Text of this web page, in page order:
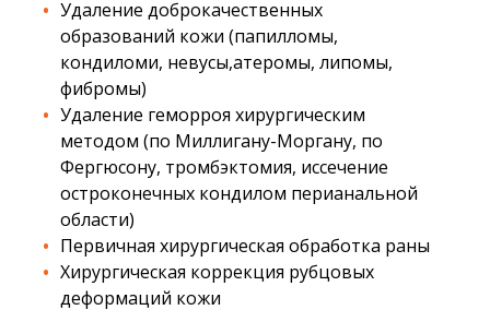
Удаление доброкачественных
образований кожи (папилломы,
кондиломи, невусы,атеромы, липомы,
фибромы)
Удаление геморроя хирургическим
методом (по Миллигану-Моргану, по
Фергюсону, тромбэктомия, иссечение
остроконечных кондилом перианальной
области)
Первичная хирургическая обработка раны
Хирургическая коррекция рубцовых
деформаций кожи